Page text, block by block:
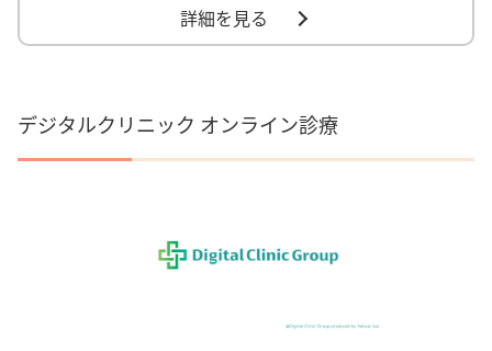
詳細を見る
デジタルクリニック オンライン診療